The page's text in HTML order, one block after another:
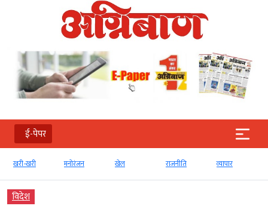
ई-पेपर
खरी-खरी मनोरंजन खेल राजनीति व्‍यापार
विदेश